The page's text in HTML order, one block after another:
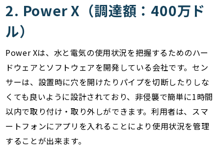
2. Power X（調達額：400万ド
ル）
Power Xは、水と電気の使用状況を把握するためのハー
ドウェアとソフトウェアを開発している会社です。セン
サーは、設置時に穴を開けたりパイプを切断したりしな
くても良いように設計されており、非侵襲で簡単に1時間
以内で取り付け・取り外しができます。利用者は、スマ
ートフォンにアプリを入れることにより使用状況を管理
することが出来ます。